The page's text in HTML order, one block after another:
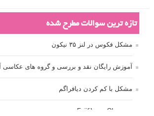
تازه ترین سوالات مطرح شده
مشکل فکوس در لنز ۳۵ نیکون
آموزش رایگان نقد و بررسی و گروه های عکاسی
مشکل با کم کردن دیافراگم
Fujifilm or Olympus